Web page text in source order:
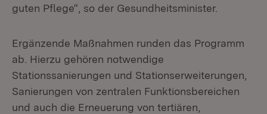
guten Pflege“, so der Gesundheitsminister.
Ergänzende Maßnahmen runden das Programm
ab. Hierzu gehören notwendige
Stationssanierungen und Stationserweiterungen,
Sanierungen von zentralen Funktionsbereichen
und auch die Erneuerung von tertiären,